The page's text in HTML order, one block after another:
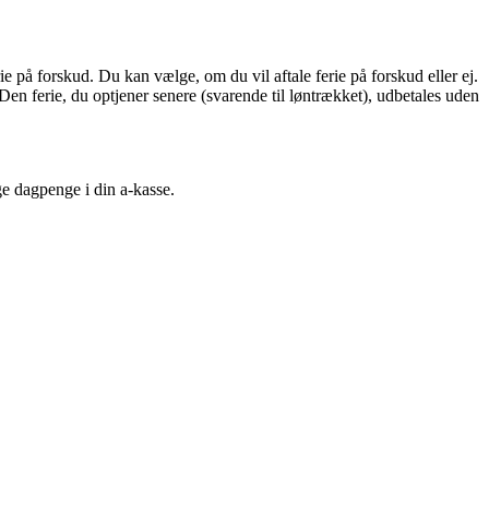
på forskud. Du kan vælge, om du vil aftale ferie på forskud eller ej.
ferie, du optjener senere (svarende til løntrækket), udbetales uden
dagpenge i din a-kasse.